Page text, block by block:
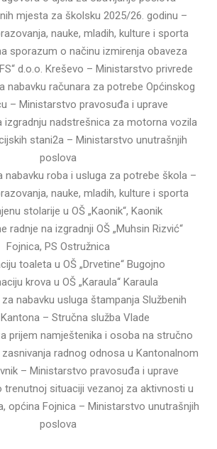
mjesta za školsku 2025/26. godinu –
nauke, mladih, kulture i sporta
sporazum o načinu izmirenja obaveza
d.o.o. Kreševo – Ministarstvo privrede
nabavku računara za potrebe Općinskog
– Ministarstvo pravosuđa i uprave
izgradnju nadstrešnica za motorna vozila
stani2a – Ministarstvo unutrašnjih
poslova
nabavku roba i usluga za potrebe škola –
nauke, mladih, kulture i sporta
stolarije u OŠ „Kaonik“, Kaonik
radnje na izgradnji OŠ „Muhsin Rizvić“
Fojnica, PS Ostružnica
toaleta u OŠ „Drvetine“ Bugojno
krova u OŠ „Karaula“ Karaula
nabavku usluga štampanja Službenih
– Stručna služba Vlade
prijem namještenika i osoba na stručno
radnog odnosa u Kantonalnom
– Ministarstvo pravosuđa i uprave
trenutnoj situaciji vezanoj za aktivnosti u
općina Fojnica – Ministarstvo unutrašnjih
poslova